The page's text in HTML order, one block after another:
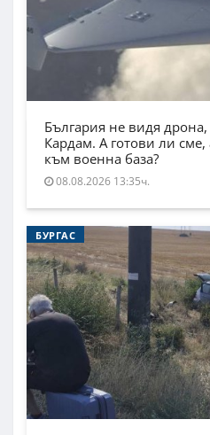
България не видя
Кардам. А готови ли
към военна база?
08.08.2026 13:35ч.
БУРГАС